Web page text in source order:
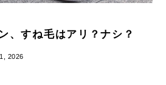
、すね毛はアリ？ナシ？
2026